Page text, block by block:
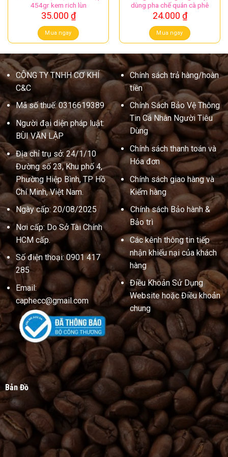
454gr kem rich lùn
35.000 ₫
Mua ngay
dùng pha chế quán cà phê
24.000 ₫
Mua ngay
CÔNG TY TNHH CƠ KHÍ
C&C
Mã số thuế: 0316619389
Người đại diện pháp luật:
BÙI VĂN LẬP
Địa chỉ trụ sở: 24/1/10
Đường số 23, Khu phố 4,
Phường Hiệp Bình, TP Hồ
Chí Minh, Việt Nam.
Ngày cấp: 20/08/2025
Nơi cấp: Do Sở Tài Chính
HCM cấp.
Số điện thoại: 0901 417
285
Email:
caphecc@gmail.com
Chính sách trả hàng/hoàn
tiền
Chính Sách Bảo Vệ Thông
Tin Cá Nhân Người Tiêu
Dùng
Chính sách thanh toán và
Hóa đơn
Chính sách giao hàng và
Kiểm hàng
Chính sách Bảo hành &
Bảo trì
Các kênh thông tin tiếp
nhận khiếu nại của khách
hàng
Điều Khoản Sử Dụng
Website hoặc Điều khoản
chung
Bản Đồ